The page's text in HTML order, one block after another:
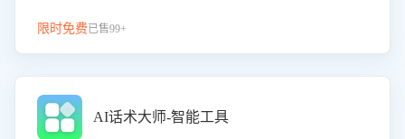
限时免费已售99+
AI话术大师-智能工具